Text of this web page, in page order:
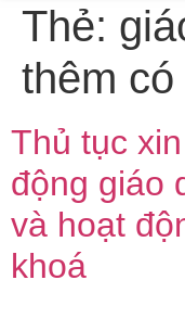
Thẻ:
thêm
Thủ tục
động giáo
và hoạt
khoá